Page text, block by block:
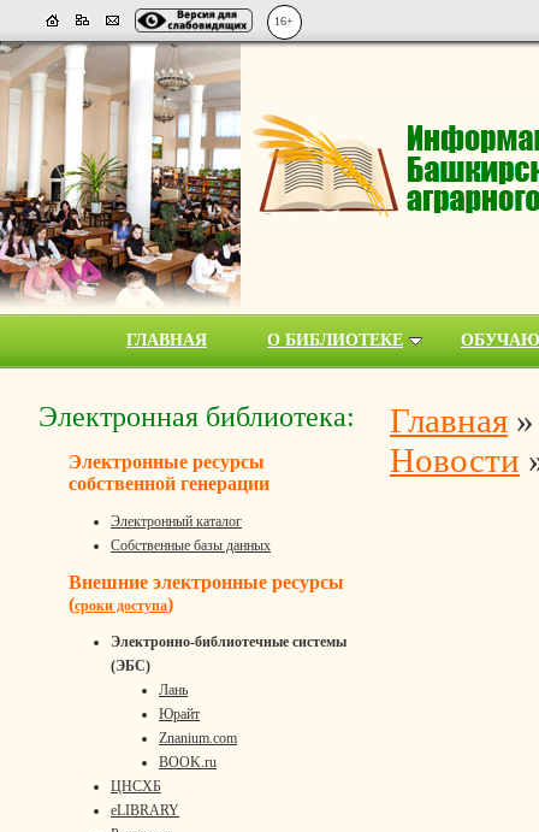
16+
ГЛАВНАЯ О БИБЛИОТЕКЕ
Электронная библиотека:
Электронные ресурсы
собственной генерации
Электронный каталог
Собственные базы данных
Внешние электронные ресурсы
(сроки доступа)
Электронно-библиотечные системы
(ЭБС)
Лань
Юрайт
Znanium.com
BOOK.ru
ЦНСХБ
eLIBRARY
Главная
Новости